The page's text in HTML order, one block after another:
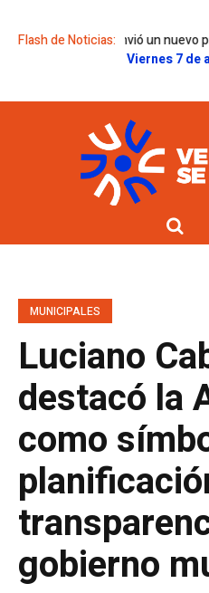
Flash de Noticias:
Egüen envió un nuevo proyecto
Viernes 7 de
MUNICIPALES
Luciano
destacó la
como
gobierno